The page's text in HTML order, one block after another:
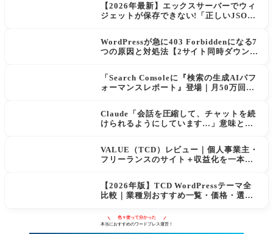
【2026年最新】エックスサーバーでウィ
ジェットが保存できない!「正しいJSON
WordPressが急に403 Forbiddenになる7
つの原因と対処法【2サイト同時ダウン→
「Search Consoleに『検索の生成AIパフ
ォーマンスレポート』登場｜月50万回AI
Claude「会話を圧縮して、チャットを続
けられるようにしています…」意味と使
VALUE（TCD）レビュー｜個人事業主・
フリーランスのサイト＋収益化を一本化
【2026年版】TCD WordPressテーマ全
比較｜業種別おすすめ一覧・価格・選び
色々使って分かった
本当におすすめのワードプレス運営！